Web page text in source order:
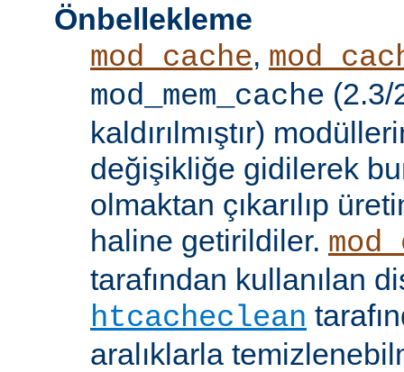
Önbellekleme
mod_cache,
mod_mem_cache (2.3/
kaldırılmıştır)
değişikliğe gidilerek
olmaktan çıkarılıp
haline getirildiler.
tarafından kullanılan
htcacheclean
aralıklarla